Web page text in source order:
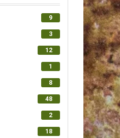
9
3
12
1
8
48
2
18